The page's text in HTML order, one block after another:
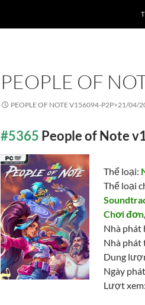
PEOPLE OF
PEOPLE OF NOTE V156094-P2P>21/04/
#5365 People of Note
Thể loại:
Thể loại
Chơi đơn
Nhà phát
Nhà phát
Dung
Ngày
Lượt